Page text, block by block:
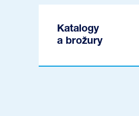
Katalogy
a brožury